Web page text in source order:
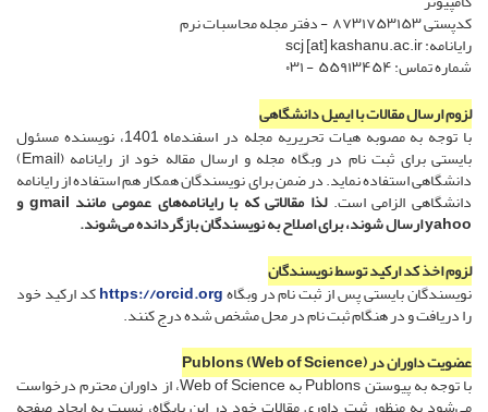
کدپستی ۸۷۳۱۷۵۳۱۵۳ - دفتر مجله محاسبات نرم
رایانامه: scj [at] kashanu.ac.ir
شماره تماس: ۵۵۹۱۳۴۵۴ - ۰۳۱
لزوم ارسال مقالات با ایمیل دانشگاهی
با توجه به مصوبه هیات تحریریه مجله در اسفندماه 1401، نویسنده مسئول
بایستی برای ثبت نام در وبگاه مجله و ارسال مقاله خود از رایانامه (Email)
دانشگاهی استفاده نماید. در ضمن برای نویسندگان همکار هم استفاده از رایانامه
دانشگاهی الزامی است. لذا مقالاتی که با رایانامه‌های عمومی مانند gmail و
yahoo ارسال شوند، برای اصلاح به نویسندگان بازگردانده می‌شوند.
لزوم اخذ کد ارکید توسط نویسندگان
نویسندگان بایستی پس از ثبت نام در وبگاهhttps://orcid.orgکد ارکید خود
را دریافت و در هنگام ثبت نام در محل مشخص شده درج کنند.
عضویت داوران در Publons (Web of Science)
با توجه به پیوستن Publons به Web of Science، از داوران محترم درخواست